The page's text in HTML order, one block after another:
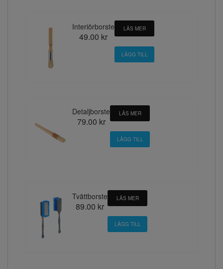
Interiörborste
49.00 kr
LÄS MER
Detaljborste
79.00 kr
LÄS MER
Tvättborste
89.00 kr
LÄS MER